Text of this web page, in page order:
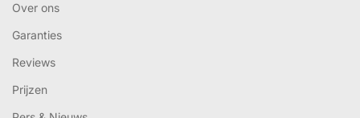
Over ons
Garanties
Reviews
Prijzen